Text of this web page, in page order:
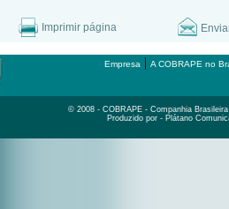
Imprimir página
Empresa | A COBRAPE no
© 2008 - COBRAPE - Companhia
Produzido por - Plátano